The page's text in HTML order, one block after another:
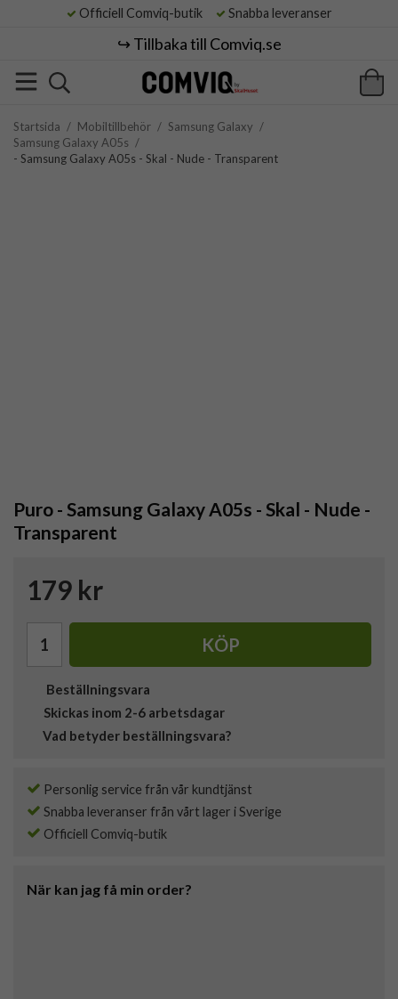
Officiell Comviq-butik Snabba leveranser
↪️ Tillbaka till Comviq.se
Startsida / Mobiltillbehör / Samsung Galaxy /
Samsung Galaxy A05s /
- Samsung Galaxy A05s - Skal - Nude - Transparent
Puro - Samsung Galaxy A05s - Skal - Nude -
Transparent
179 kr
KÖP
Beställningsvara
Skickas inom 2-6 arbetsdagar
Vad betyder beställningsvara?
Personlig service från vår kundtjänst
Snabba leveranser från vårt lager i Sverige
Officiell Comviq-butik
När kan jag få min order?